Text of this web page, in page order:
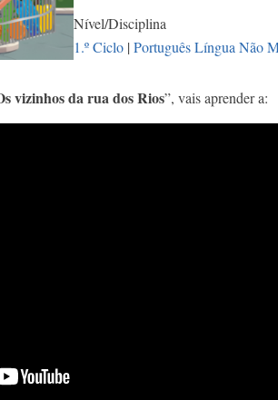
Nível/Disciplina
1.º Ciclo |Português Língua Não
vizinhos da rua dos Rios”, vais aprender a: